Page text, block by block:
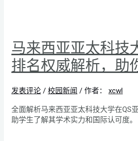
马来西亚亚太科技
排名权威解析，助
发表评论 /校园新闻 / 作者： xcwl
全面解析马来西亚亚太科技大学在QS
助学生了解其学术实力和国际认可度。